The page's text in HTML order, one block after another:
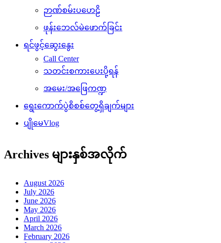
ဉာဏ်စမ်းပဟေဠိ
ဖုန်းဘေလ်မဲဖောက်ခြင်း
ရင်ဖွင့်ဆွေးနွေး
Call Center
သတင်းစကားပေးပို့ရန်
အမေး/အဖြေကဏ္ဍ
ရွေးကောက်ပွဲစိစစ်တွေ့ရှိချက်များ
ပျိုမေVlog
Archives များနှစ်အလိုက်
August 2026
July 2026
June 2026
May 2026
April 2026
March 2026
February 2026